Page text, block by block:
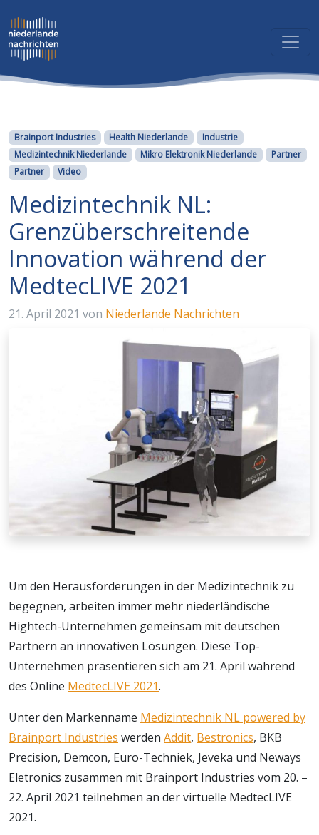
Kategorien
Brainport Industries Health Niederlande
Industrie
Medizintechnik Niederlande
Mikro Elektronik Niederlande
Partner
Partner
Video
Medizintechnik NL:
Grenzüberschreitende
Innovation während der
MedtecLIVE 2021
21. April 2021 von Niederlande Nachrichten
Um den Herausforderungen in der Medizintechnik zu
begegnen, arbeiten immer mehr niederländische
Hightech-Unternehmen gemeinsam mit deutschen
Partnern an innovativen Lösungen. Diese Top-
Unternehmen präsentieren sich am 21. April während
des Online MedtecLIVE 2021.
Unter den Markenname Medizintechnik NL powered by
Brainport Industries werden Addit, Bestronics, BKB
Precision, Demcon, Euro-Techniek, Jeveka und Neways
Eletronics zusammen mit Brainport Industries vom 20. –
22. April 2021 teilnehmen an der virtuelle MedtecLIVE
2021.